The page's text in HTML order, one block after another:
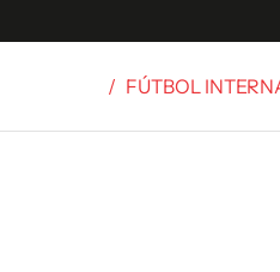
/ FÚTBOL